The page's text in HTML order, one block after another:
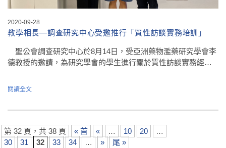
2020-09-28
教學相長—調查研究中心受邀推行「質性訪談實務培訓」
聖公會調查研究中心於8月14日，受亞洲藥物濫藥研究學會李
德教授的邀請，為研究學會的學生進行關於質性訪談實務經…
閱讀全文
第 32 頁，共 38 頁 « 首 « … 10 20
…
30
31 32 33 34 … » 尾 »